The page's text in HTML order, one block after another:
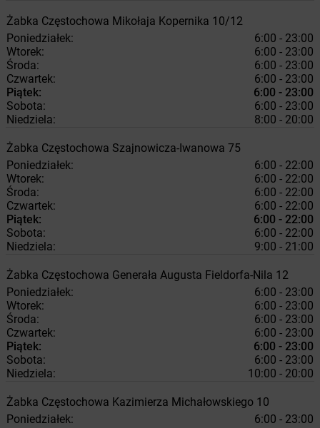
Żabka Częstochowa Mikołaja Kopernika 10/12
Poniedziałek:
6:00 - 23:00
Wtorek:
6:00 - 23:00
Środa:
6:00 - 23:00
Czwartek:
6:00 - 23:00
Piątek:
6:00 - 23:00
Sobota:
6:00 - 23:00
Niedziela:
8:00 - 20:00
Żabka Częstochowa Szajnowicza-Iwanowa 75
Poniedziałek:
6:00 - 22:00
Wtorek:
6:00 - 22:00
Środa:
6:00 - 22:00
Czwartek:
6:00 - 22:00
Piątek:
6:00 - 22:00
Sobota:
6:00 - 22:00
Niedziela:
9:00 - 21:00
Żabka Częstochowa Generała Augusta Fieldorfa-Nila 12
Poniedziałek:
6:00 - 23:00
Wtorek:
6:00 - 23:00
Środa:
6:00 - 23:00
Czwartek:
6:00 - 23:00
Piątek:
6:00 - 23:00
Sobota:
6:00 - 23:00
Niedziela:
10:00 - 20:00
Żabka Częstochowa Kazimierza Michałowskiego 10
Poniedziałek:
6:00 - 23:00